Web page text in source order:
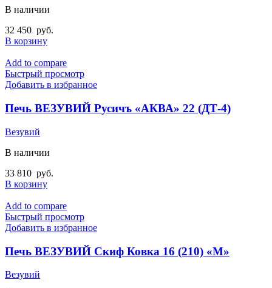
В наличии
32 450 руб.
В корзину
Add to compare
Быстрый просмотр
Добавить в избранное
Печь ВЕЗУВИЙ Русичъ «АКВА» 22 (ДТ-4)
Везувий
В наличии
33 810 руб.
В корзину
Add to compare
Быстрый просмотр
Добавить в избранное
Печь ВЕЗУВИЙ Скиф Ковка 16 (210) «М»
Везувий